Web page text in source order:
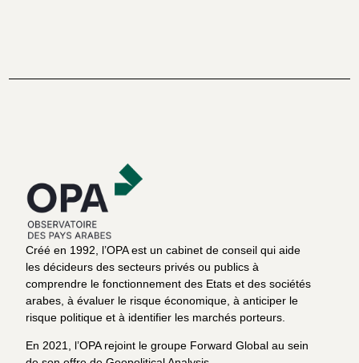
Créé en 1992, l’OPA est un cabinet de conseil qui aide
les décideurs des secteurs privés ou publics à
comprendre le fonctionnement des Etats et des sociétés
arabes, à évaluer le risque économique, à anticiper le
risque politique et à identifier les marchés porteurs.
En 2021, l’OPA rejoint le groupe Forward Global au sein